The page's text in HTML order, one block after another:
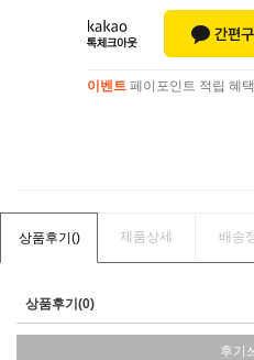
이벤트 페이포인트 적립 혜
상품후기() 제품상세 배송
상품후기(0)
후기